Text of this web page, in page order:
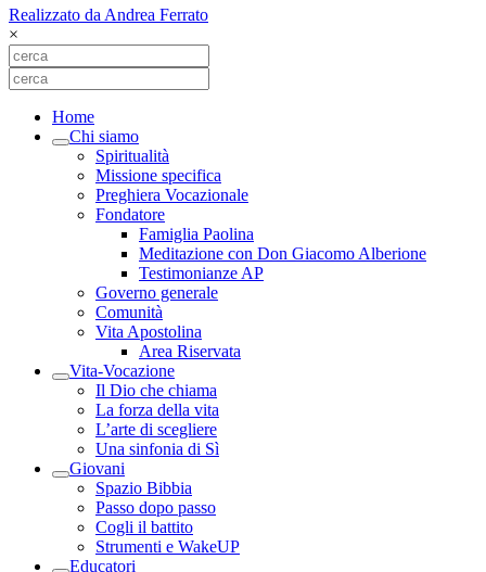
Realizzato da Andrea Ferrato
×
Home
Chi siamo
Spiritualità
Missione specifica
Preghiera Vocazionale
Fondatore
Famiglia Paolina
Meditazione con Don Giacomo Alberione
Testimonianze AP
Governo generale
Comunità
Vita Apostolina
Area Riservata
Vita-Vocazione
Il Dio che chiama
La forza della vita
L’arte di scegliere
Una sinfonia di Sì
Giovani
Spazio Bibbia
Passo dopo passo
Cogli il battito
Strumenti e WakeUP
Educatori